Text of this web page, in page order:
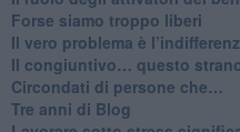
​Forse siamo troppo liberi
​Il vero problema è
​Il congiuntivo… questo
​Circondati di persone che…
​Tre anni di Blog